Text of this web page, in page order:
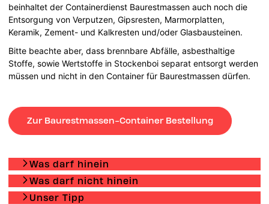
beinhaltet der Containerdienst Baurestmassen auch noch die
Entsorgung von Verputzen, Gipsresten, Marmorplatten,
Keramik, Zement- und Kalkresten und/oder Glasbausteinen.
Bitte beachte aber, dass brennbare Abfälle, asbesthaltige
Stoffe, sowie Wertstoffe in Stockenboi separat entsorgt werden
müssen und nicht in den Container für Baurestmassen dürfen.
Zur Baurestmassen-Container Bestellung
Was darf hinein
Was darf nicht hinein
Unser Tipp